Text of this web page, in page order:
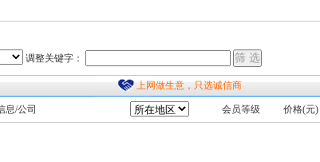
调整关键字：
上网做生意，只选诚信商
息/公司 会员等级 价格(元)